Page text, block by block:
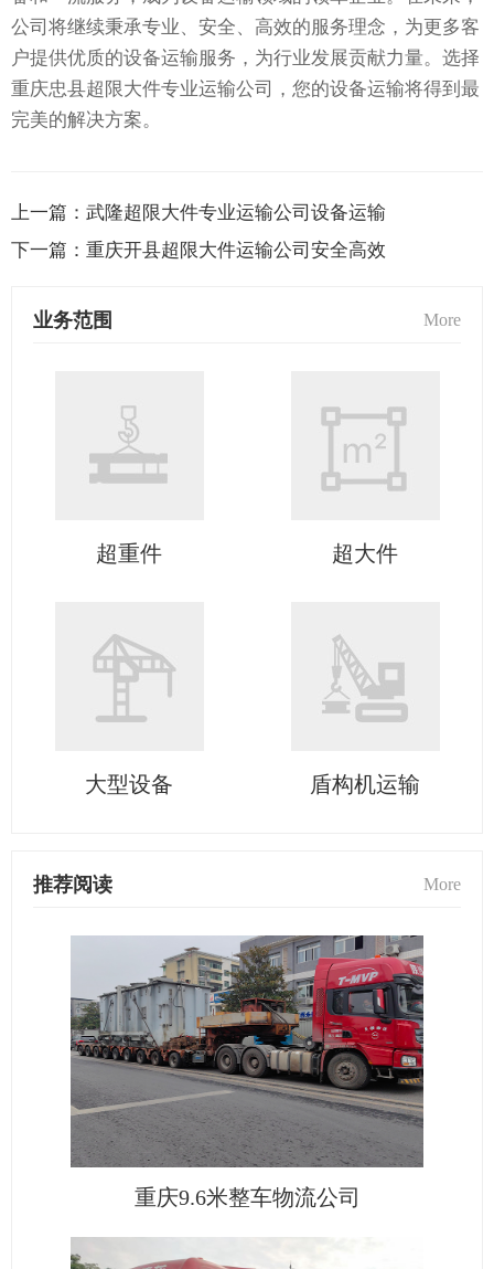
公司将继续秉承专业、安全、高效的服务理念，为更多客
户提供优质的设备运输服务，为行业发展贡献力量。选择
重庆忠县超限大件专业运输公司，您的设备运输将得到最
完美的解决方案。
上一篇： 武隆超限大件专业运输公司设备运输
下一篇： 重庆开县超限大件运输公司安全高效
业务范围 More
超重件 超大件
大型设备 盾构机运输
推荐阅读 More
重庆9.6米整车物流公司